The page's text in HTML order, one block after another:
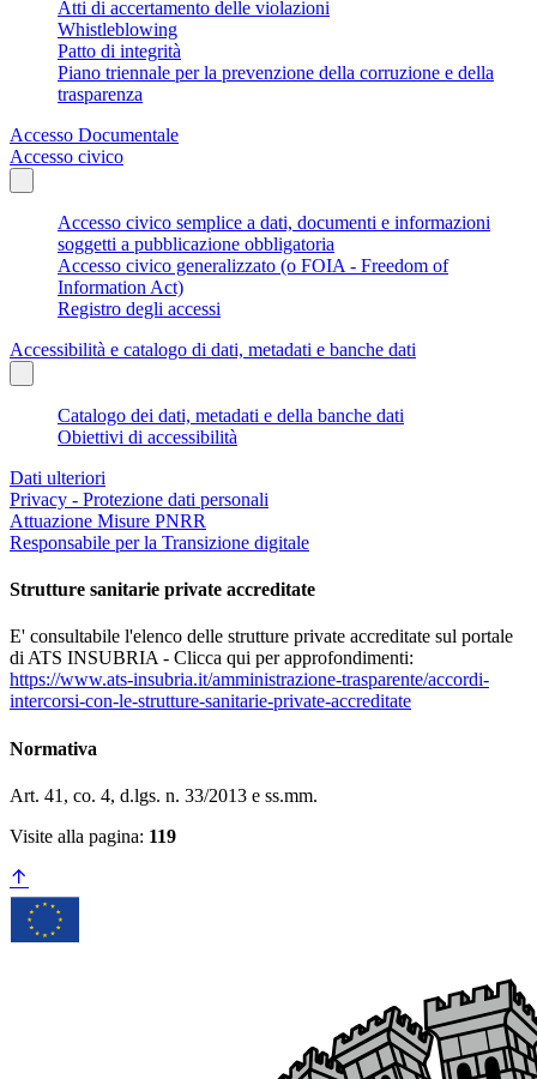
Atti di accertamento delle violazioni
Whistleblowing
Patto di integrità
Piano triennale per la prevenzione della corruzione e della
trasparenza
Accesso Documentale
Accesso civico
Accesso civico semplice a dati, documenti e informazioni
soggetti a pubblicazione obbligatoria
Accesso civico generalizzato (o FOIA - Freedom of
Information Act)
Registro degli accessi
Accessibilità e catalogo di dati, metadati e banche dati
Catalogo dei dati, metadati e della banche dati
Obiettivi di accessibilità
Dati ulteriori
Privacy - Protezione dati personali
Attuazione Misure PNRR
Responsabile per la Transizione digitale
Strutture sanitarie private accreditate
E' consultabile l'elenco delle strutture private accreditate sul portale
di ATS INSUBRIA - Clicca qui per approfondimenti:
https://www.ats-insubria.it/amministrazione-trasparente/accordi-
intercorsi-con-le-strutture-sanitarie-private-accreditate
Normativa
Art. 41, co. 4, d.lgs. n. 33/2013 e ss.mm.
Visite alla pagina: 119